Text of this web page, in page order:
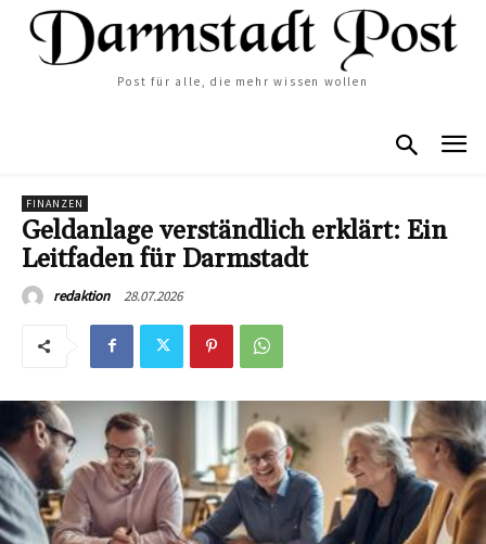
Post für alle, die mehr wissen wollen
FINANZEN
Geldanlage verständlich erklärt: Ein
Leitfaden für Darmstadt
redaktion 28.07.2026